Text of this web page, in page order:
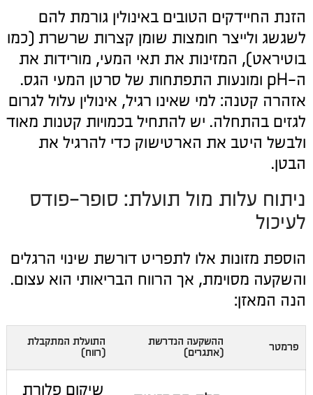
הזנת החיידקים הטובים באינולין גורמת להם
לשגשג ולייצר חומצות שומן קצרות שרשרת (כמו
בוטיראט), המזינות את תאי המעי, מורידות את
ה-pH ומונעות התפתחות של סרטן המעי הגס.
אזהרה קטנה: למי שאינו רגיל, אינולין עלול לגרום
לגזים בהתחלה. יש להתחיל בכמויות קטנות מאוד
ולבשל היטב את הארטישוק כדי להרגיל את
הבטן.
ניתוח עלות מול תועלת: סופר-פודס
לעיכול
הוספת מזונות אלו לתפריט דורשת שינוי הרגלים
והשקעה מסוימת, אך הרווח הבריאותי הוא עצום.
הנה המאזן:
פרמטר
ההשקעה הנדרשת
(אתגרים)
התועלת המתקבלת
(רווח)
שיקום פלורת